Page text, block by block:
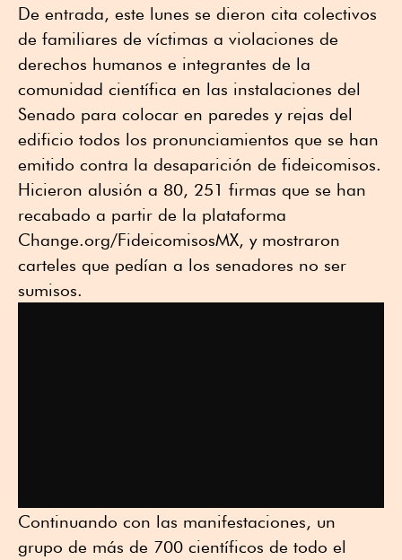
De entrada, este lunes se dieron cita colectivos
de familiares de víctimas a violaciones de
derechos humanos e integrantes de la
comunidad científica en las instalaciones del
Senado para colocar en paredes y rejas del
edificio todos los pronunciamientos que se han
emitido contra la desaparición de fideicomisos.
Hicieron alusión a 80, 251 firmas que se han
recabado a partir de la plataforma
Change.org/FideicomisosMX, y mostraron
carteles que pedían a los senadores no ser
sumisos.
Continuando con las manifestaciones, un
grupo de más de 700 científicos de todo el